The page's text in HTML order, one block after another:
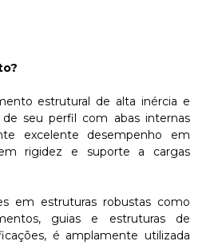
estrutural de alta inércia e
de seu perfil com abas internas
excelente desempenho em
rigidez e suporte a cargas
em estruturas robustas como
guias e estruturas de
é amplamente utilizada